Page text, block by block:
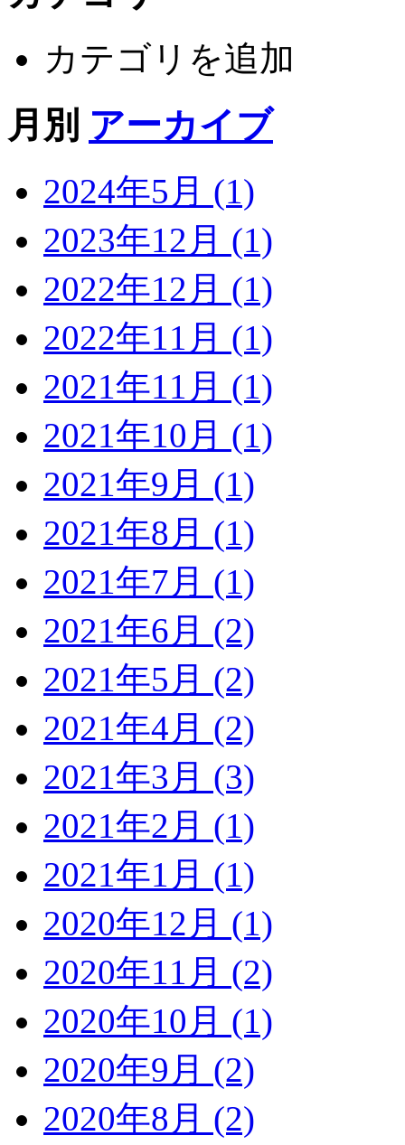
カテゴリを追加
月別 アーカイブ
2024年5月 (1)
2023年12月 (1)
2022年12月 (1)
2022年11月 (1)
2021年11月 (1)
2021年10月 (1)
2021年9月 (1)
2021年8月 (1)
2021年7月 (1)
2021年6月 (2)
2021年5月 (2)
2021年4月 (2)
2021年3月 (3)
2021年2月 (1)
2021年1月 (1)
2020年12月 (1)
2020年11月 (2)
2020年10月 (1)
2020年9月 (2)
2020年8月 (2)